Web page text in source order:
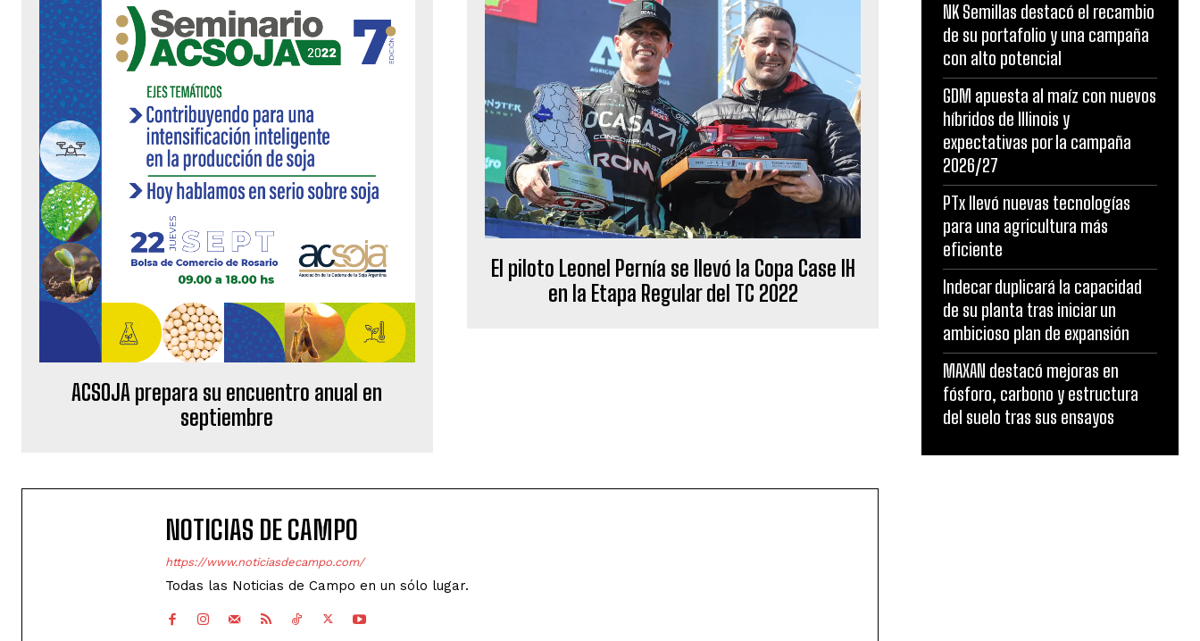
ACSOJA prepara su encuentro anual en
septiembre
El piloto Leonel Pernía se llevó la Copa Case IH
en la Etapa Regular del TC 2022
NOTICIAS DE CAMPO
https://www.noticiasdecampo.com/
Todas las Noticias de Campo en un sólo lugar.
NK Semillas destacó el recambio
de su portafolio y una campaña
con alto potencial
GDM apuesta al maíz con nuevos
híbridos de Illinois y
expectativas por la campaña
2026/27
PTx llevó nuevas tecnologías
para una agricultura más
eficiente
Indecar duplicará la capacidad
de su planta tras iniciar un
ambicioso plan de expansión
MAXAN destacó mejoras en
fósforo, carbono y estructura
del suelo tras sus ensayos